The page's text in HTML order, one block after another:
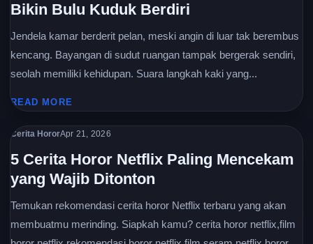
Bikin Bulu Kuduk Berdiri
Jendela kamar berderit pelan, meski angin di luar tak berembus
kencang. Bayangan di sudut ruangan tampak bergerak sendiri,
seolah memiliki kehidupan. Suara langkah kaki yang...
READ MORE
Cerita HororApr 21, 2026
5 Cerita Horor Netflix Paling Mencekam
yang Wajib Ditonton
Temukan rekomendasi cerita horor Netflix terbaru yang akan
membuatmu merinding. Siapkah kamu? cerita horor netflix,film